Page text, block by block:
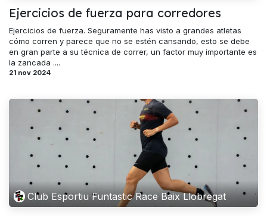
Ejercicios de fuerza para corredores
Ejercicios de fuerza. Seguramente has visto a grandes atletas
cómo corren y parece que no se estén cansando, esto se debe
en gran parte a su técnica de correr, un factor muy importante es
la zancada ....
21 nov 2024
Club Esportiu Funtastic Race Baix Llobregat